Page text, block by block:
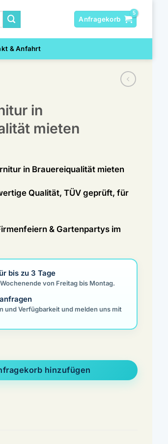
Anfragekorb
& Anfahrt
in
mieten
in Brauereiqualität mieten
Qualität, TÜV geprüft, für
& Gartenpartys im
bis zu 3 Tage
von Freitag bis Montag.
und Verfügbarkeit und melden uns mit
mieten Menge
hinzufügen